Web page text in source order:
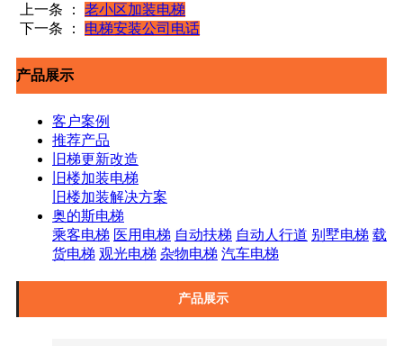
上一条 ：
老小区加装电梯
下一条 ：
电梯安装公司电话
产品展示
客户案例
推荐产品
旧梯更新改造
旧楼加装电梯
旧楼加装解决方案
奥的斯电梯
乘客电梯 医用电梯 自动扶梯 自动人行道 别墅电梯 载
货电梯 观光电梯 杂物电梯 汽车电梯
产品展示